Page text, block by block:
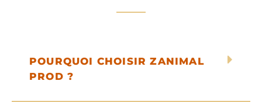
POURQUOI CHOISIR ZANIMAL
PROD ?